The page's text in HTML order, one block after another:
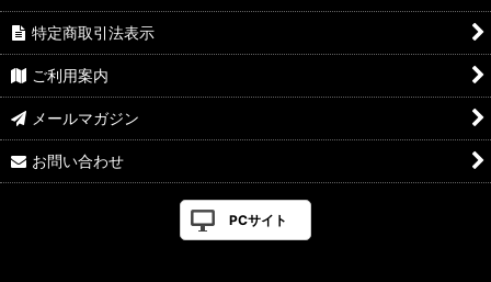
特定商取引法表示
ご利用案内
メールマガジン
お問い合わせ
PCサイト